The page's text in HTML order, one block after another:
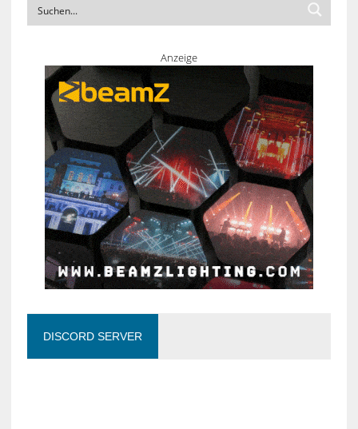
Anzeige
DISCORD SERVER